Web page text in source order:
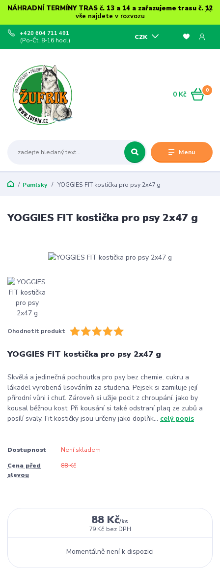
NÁHRADNÍ TERMÍNY TRAS č. 13 a 14 a zařazujeme trasu č. 12
vše najdete v rozvozu
Menu
CZK
+420 604 711 491
(Po-Čt, 8-16 hod.)
0
0 Kč
Pamlsky YOGGIES FIT kostička pro psy 2x47 g
YOGGIES FIT kostička pro psy 2x47 g
Ohodnotit produkt
YOGGIES FIT kostička pro psy 2x47 g
Skvělá a jedinečná pochoutka pro psy bez chemie. cukru a
lákadel vyrobená lisováním za studena. Pejsek si zamiluje její
přírodní vůni i chuť. Zároveň si užije pocit z chroupání. jako by
kousal běžnou kost. Při kousání si také odstraní plaq ze zubů a
posílí svaly. Fit kostičky jsou určeny jako doplňk... celý popis
Dostupnost Není skladem
Cena před
slevou
88 Kč
88 Kč/ks
79 Kč bez DPH
Momentálně není k dispozici